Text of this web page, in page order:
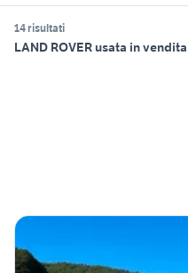
14 risultati
LAND ROVER usata in